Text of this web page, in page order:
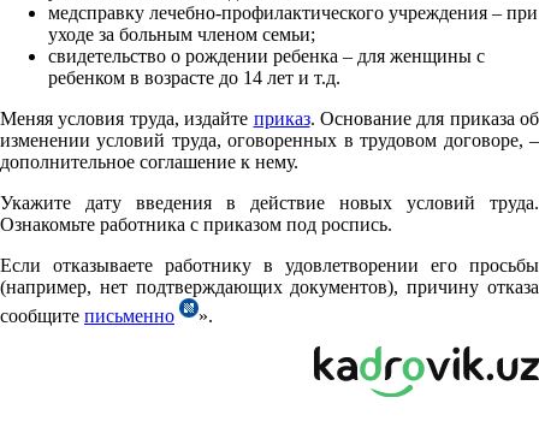
медсправку лечебно-профилактического учреждения – при
уходе за больным членом семьи;
свидетельство о рождении ребенка – для женщины с
ребенком в возрасте до 14 лет и т.д.
Меняя условия труда, издайте приказ. Основание для приказа об
изменении условий труда, оговоренных в трудовом договоре, –
дополнительное соглашение к нему.
Укажите дату введения в действие новых условий труда.
Ознакомьте работника с приказом под роспись.
Если отказываете работнику в удовлетворении его просьбы
(например, нет подтверждающих документов), причину отказа
сообщите письменно ».